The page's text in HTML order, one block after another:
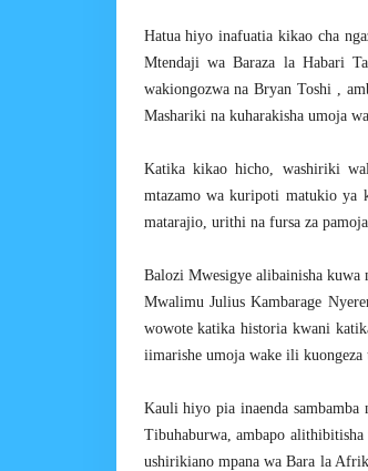
Hatua hiyo inafuatia kikao cha
Mtendaji wa Baraza la Habari
wakiongozwa na Bryan Toshi ,
Mashariki na kuharakisha umoja
Katika kikao hicho, washiriki
mtazamo wa kuripoti matukio ya
matarajio, urithi na fursa za
Balozi Mwesigye alibainisha kuwa
Mwalimu Julius Kambarage
wowote katika historia kwani
iimarishe umoja wake ili
Kauli hiyo pia inaenda
Tibuhaburwa, ambapo
ushirikiano mpana wa Bara la